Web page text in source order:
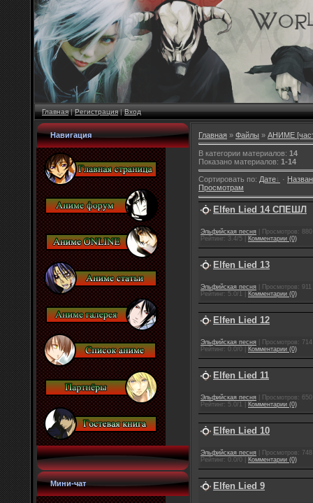
Главная|Регистрация|Вход
Навигация
Мини-чат
Главная » Файлы » АНИМЕ
В категории материалов: 14
Показано материалов: 1-14
Сортировать по: Дате ·
Просмотрам
Elfen Lied 14 СПЕШЛ
Эльфийская песня | Просмотров:
Рейтинг: 3.4/5 | Комментарии (0)
Elfen Lied 13
Эльфийская песня | Просмотров:
Рейтинг: 5.0/1 | Комментарии (0)
Elfen Lied 12
Эльфийская песня | Просмотров:
Рейтинг: 0.0/0 | Комментарии (0)
Elfen Lied 11
Эльфийская песня | Просмотров:
Рейтинг: 5.0/1 | Комментарии (0)
Elfen Lied 10
Эльфийская песня | Просмотров:
Рейтинг: 0.0/0 | Комментарии (0)
Elfen Lied 9